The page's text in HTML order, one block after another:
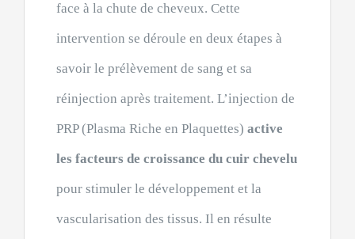
face à la chute de cheveux. Cette
intervention se déroule en deux étapes à
savoir le prélèvement de sang et sa
réinjection après traitement. L’injection de
PRP (Plasma Riche en Plaquettes) active
les facteurs de croissance du cuir chevelu
pour stimuler le développement et la
vascularisation des tissus. Il en résulte